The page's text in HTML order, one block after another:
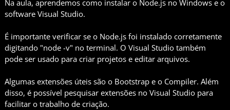
Na aula, aprendemos como instalar o Node.js no Windows e o
software Visual Studio.
É importante verificar se o Node.js foi instalado corretamente
digitando "node -v" no terminal. O Visual Studio também
pode ser usado para criar projetos e editar arquivos.
Algumas extensões úteis são o Bootstrap e o Compiler. Além
disso, é possível pesquisar extensões no Visual Studio para
facilitar o trabalho de criação.